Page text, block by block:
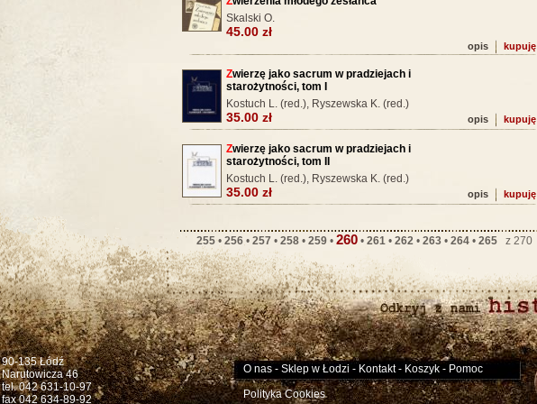
opis kupuję
Skalski O.
45.00 zł
opis kupuję
Zwierzę jako sacrum w pradziejach i
starożytności, tom I
Kostuch L. (red.), Ryszewska K. (red.)
35.00 zł
opis kupuję
Zwierzę jako sacrum w pradziejach i
starożytności, tom II
Kostuch L. (red.), Ryszewska K. (red.)
35.00 zł
255• 256• 257 • 258• 259• 260• 261 • 262 • 263• 264• 265z
90-135 Łódź
Narutowicza 46
tel. 042 631-10-97
fax 042 634-89-92
O nas- Sklep w Łodzi - Kontakt- Koszyk- Pomoc
Polityka Cookies